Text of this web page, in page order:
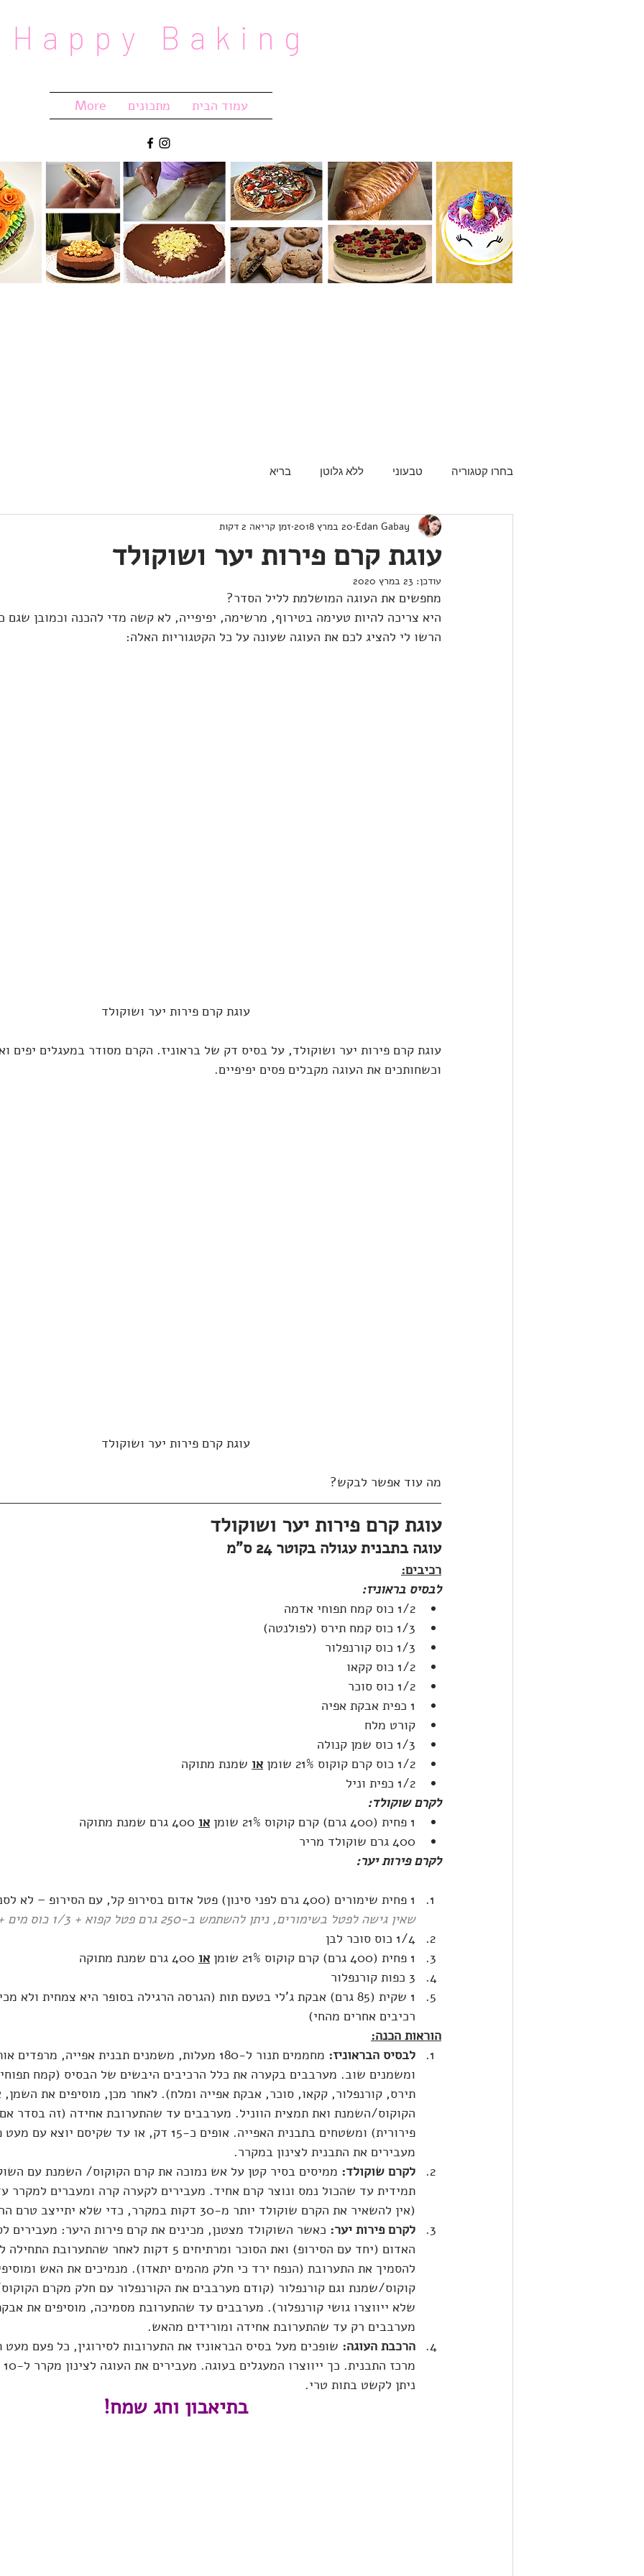
Happy Baking
עמוד הבית מתכונים More
בחרו קטגוריה טבעוני ללא גלוטן בריא
עוגת קרם פירות יער ושוקולד
Edan Gabay 20 במרץ 2018 זמן קריאה 2 דקות
עודכן: 23 במרץ 2020
מחפשים את העוגה המושלמת לליל הסדר?
היא צריכה להיות טעימה בטירוף, מרשימה, יפיפייה, לא קשה מדי להכנה וכמובן
הרשו לי להציג לכם את העוגה שעונה על כל הקטגוריות האלה:
עוגת קרם פירות יער ושוקולד
עוגת קרם פירות יער ושוקולד, על בסיס דק של בראוניז. הקרם מסודר במעגלים יפים
וכשחותכים את העוגה מקבלים פסים יפיפיים.
עוגת קרם פירות יער ושוקולד
מה עוד אפשר לבקש?
עוגת קרם פירות יער ושוקולד
עוגה בתבנית עגולה בקוטר 24 ס"מ
רכיבים:
לבסיס בראוניז:
1/2 כוס קמח תפוחי אדמה
1/3 כוס קמח תירס (לפולנטה)
1/3 כוס קורנפלור
1/2 כוס קקאו
1/2 כוס סוכר
1 כפית אבקת אפיה
קורט מלח
1/3 כוס שמן קנולה
1/2 כוס קרם קוקוס 21% שומן
או שמנת מתוקה
1/2 כפית וניל
לקרם שוקולד:
1 פחית (400 גרם) קרם קוקוס 21% שומן
או
400 גרם שוקולד מריר
לקרם פירות יער:
1 פחית שימורים (400 גרם לפני סינון) פטל אדום בסירופ קל, עם הסירופ – לא לסנן אותו!
שאין גישה לפטל בשימורים, ניתן להשתמש ב-250 גרם פטל קפוא + 1/3 כוס מים + 1/4 כוס סוכר)
1/4 כוס סוכר לבן
1 פחית (400 גרם) קרם קוקוס 21% שומן
או
3 כפות קורנפלור
1 שקית (85 גרם) אבקת ג'לי בטעם תות (הגרסה הרגילה בסופר היא צמחית ולא
רכיבים אחרים מהחי)
הוראות הכנה:
לבסיס הבראוניז:
מחממים תנור ל-180 מעלות, משמנים תבנית אפייה,
ומשמנים שוב. מערבבים בקערה את כלל הרכיבים היבשים של הבסיס (קמח
תירס, קורנפלור, קקאו, סוכר, אבקת אפייה ומלח). לאחר מכן, מוסיפים את
הקוקוס/השמנת ואת תמצית הווניל. מערבבים עד שהתערובת אחידה (זה בסדר
פירורית) ומשטחים בתבנית האפייה. אופים כ-15 דק, או עד
מעבירים את התבנית לצינון במקרר.
לקרם שוקולד: ממיסים בסיר קטן על אש נמוכה את קרם הקוקוס/ השמנת עם
תמידית עד שהכול נמס ונוצר קרם אחיד. מעבירים לקערה קרה ומעברים למקרר
(אין להשאיר את הקרם שוקולד יותר מ-30 דקות במקרר, כדי שלא יתייצב טרם הרכבת העוגה).
לקרם פירות יער: כאשר השוקולד מצטנן, מכינים את קרם פירות היער: מעבירים
האדום (יחד עם הסירופ) ואת הסוכר ומרתיחים 5 דקות לאחר
להסמיך את התערובת (הנפח ירד כי חלק מהמים יתאדו). מנמיכים את האש
קוקוס/שמנת וגם קורנפלור (קודם מערבבים את הקורנפלור עם חלק מקרם
שלא ייווצרו גושי קורנפלור). מערבבים עד שהתערובת מסמיכה, מוסיפים את
מערבבים רק עד שהתערובת אחידה ומורידים מהאש.
הרכבת העוגה: שופכים מעל בסיס הבראוניז את התערובות לסירוגין, כל פעם
ניתן לקשט בתות טרי.
בתיאבון וחג שמח!